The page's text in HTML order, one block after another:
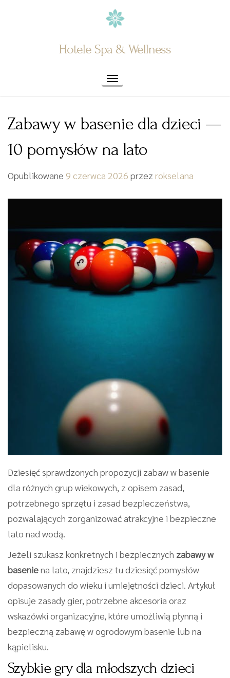
Hotele Spa & Wellness
Toggle navigation
Zabawy w basenie dla dzieci —
10 pomysłów na lato
Opublikowane 9 czerwca 2026 przez rokselana
Dziesięć sprawdzonych propozycji zabaw w basenie
dla różnych grup wiekowych, z opisem zasad,
potrzebnego sprzętu i zasad bezpieczeństwa,
pozwalających zorganizować atrakcyjne i bezpieczne
lato nad wodą.
Jeżeli szukasz konkretnych i bezpiecznych zabawy w
baseniena lato, znajdziesz tu dziesięć pomysłów
dopasowanych do wieku i umiejętności dzieci. Artykuł
opisuje zasady gier, potrzebne akcesoria oraz
wskazówki organizacyjne, które umożliwią płynną i
bezpieczną zabawę w ogrodowym basenie lub na
kąpielisku.
Szybkie gry dla młodszych dzieci